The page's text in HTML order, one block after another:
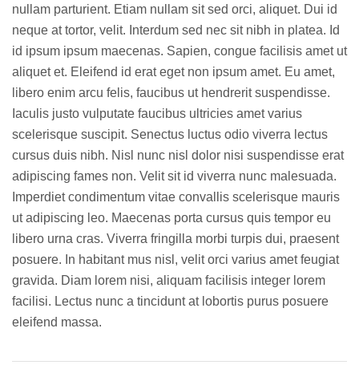
nullam parturient. Etiam nullam sit sed orci, aliquet. Dui id
neque at tortor, velit. Interdum sed nec sit nibh in platea. Id
id ipsum ipsum maecenas. Sapien, congue facilisis amet ut
aliquet et. Eleifend id erat eget non ipsum amet. Eu amet,
libero enim arcu felis, faucibus ut hendrerit suspendisse.
Iaculis justo vulputate faucibus ultricies amet varius
scelerisque suscipit. Senectus luctus odio viverra lectus
cursus duis nibh. Nisl nunc nisl dolor nisi suspendisse erat
adipiscing fames non. Velit sit id viverra nunc malesuada.
Imperdiet condimentum vitae convallis scelerisque mauris
ut adipiscing leo. Maecenas porta cursus quis tempor eu
libero urna cras. Viverra fringilla morbi turpis dui, praesent
posuere. In habitant mus nisl, velit orci varius amet feugiat
gravida. Diam lorem nisi, aliquam facilisis integer lorem
facilisi. Lectus nunc a tincidunt at lobortis purus posuere
eleifend massa.